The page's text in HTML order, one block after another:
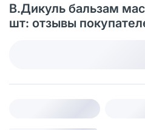
В.Дикуль бальзам
шт: отзывы